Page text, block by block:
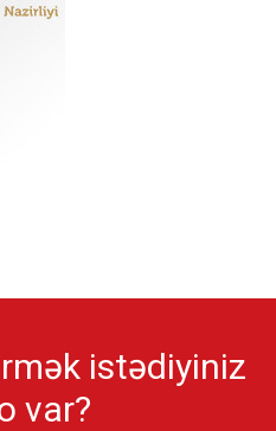
istədiyiniz
var?